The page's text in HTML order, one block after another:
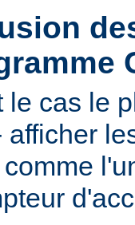
le cas le
afficher